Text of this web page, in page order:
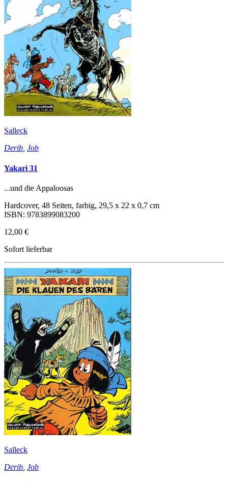
Salleck
Derib Job
Yakari 31
...und die Appaloosas
Hardcover, 48 Seiten, farbig, 29,5 x 22 x 0,7 cm
ISBN: 9783899083200
12,00 €
Sofort lieferbar
Salleck
Derib Job